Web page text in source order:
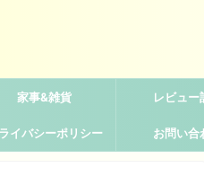
家事&雑貨 レビュー
イバシーポリシー お問い合